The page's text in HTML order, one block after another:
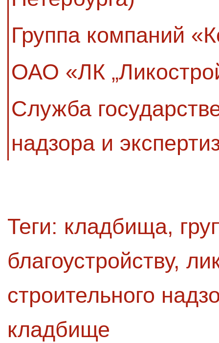
Группа компаний
ОАО «ЛК
Служба
надзора и
Теги: кладбища,
благоустройству,
строительного
кладбище